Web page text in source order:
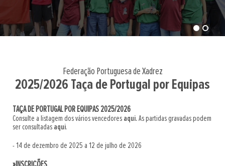
Federação Portuguesa de Xadrez
2025/2026 Taça de Portugal por Equipas
TAÇA DE PORTUGAL POR EQUIPAS 2025/2026
Consulte a listagem dos vários vencedores aqui.As partidas gravadas podem
ser consultadas aqui.
- 14 de dezembro de 2025 a 12 de julho de 2026